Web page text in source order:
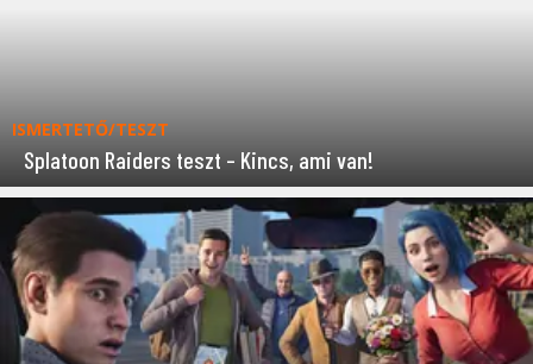
ISMERTETŐ/TESZT
Splatoon Raiders teszt – Kincs, ami van!